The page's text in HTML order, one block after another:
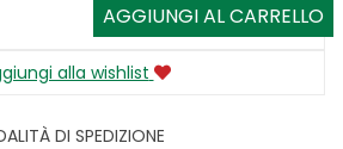
AGGIUNGI AL CARRELLO
alla wishlist
DI SPEDIZIONE